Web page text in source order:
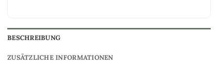
BESCHREIBUNG
ZUSÄTZLICHE INFORMATIONEN